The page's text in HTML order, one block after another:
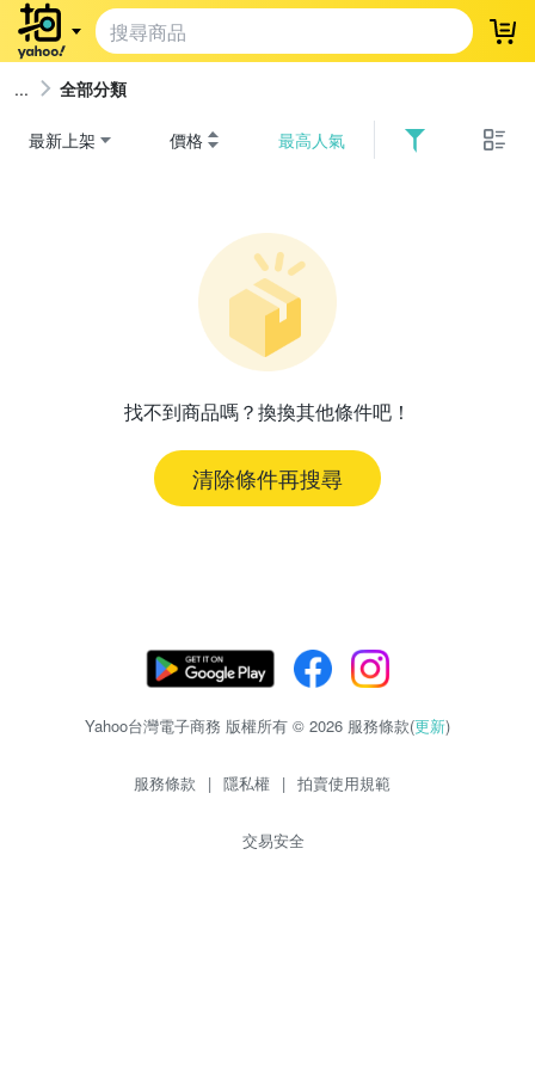
登
全部分類
最新上架 價格 最高人氣
找不到商品嗎？換換其他條件吧！
清除條件再搜尋
Yahoo台灣電子商務 版權所有 © 2026 服務條款(更新)
服務條款 | 隱私權 | 拍賣使用規範
交易安全